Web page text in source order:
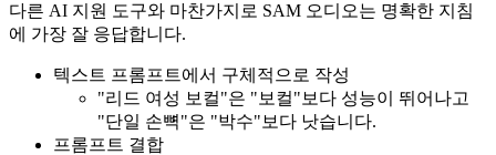
다른 AI 지원 도구와 마찬가지로 SAM 오디오는 명확한 지침
에 가장 잘 응답합니다.
텍스트 프롬프트에서 구체적으로 작성
"리드 여성 보컬"은 "보컬"보다 성능이 뛰어나고
"단일 손뼉"은 "박수"보다 낫습니다.
프롬프트 결합